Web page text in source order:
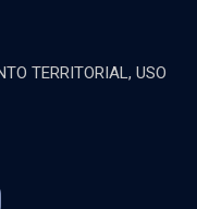
TERRITORIAL, USO